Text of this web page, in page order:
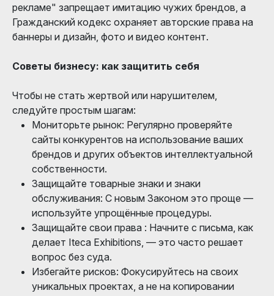
рекламе" запрещает имитацию чужих брендов, а
Гражданский кодекс охраняет авторские права на
баннеры и дизайн, фото и видео контент.
Советы бизнесу: как защитить себя
Чтобы не стать жертвой или нарушителем,
следуйте простым шагам:
Мониторьте рынок: Регулярно проверяйте
сайты конкурентов на использование ваших
брендов и других объектов интеллектуальной
собственности.
Защищайте товарные знаки и знаки
обслуживания: С новым Законом это проще —
используйте упрощённые процедуры.
Защищайте свои права : Начните с письма, как
делает Iteca Exhibitions, — это часто решает
вопрос без суда.
Избегайте рисков: Фокусируйтесь на своих
уникальных проектах, а не на копировании